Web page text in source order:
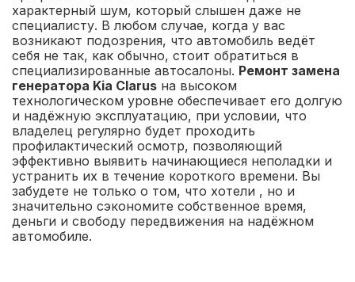
характерный шум, который слышен даже не
специалисту. В любом случае, когда у вас
возникают подозрения, что автомобиль ведёт
себя не так, как обычно, стоит обратиться в
специализированные автосалоны. Ремонт замена
генератора Kia Clarus на высоком
технологическом уровне обеспечивает его долгую
и надёжную эксплуатацию, при условии, что
владелец регулярно будет проходить
профилактический осмотр, позволяющий
эффективно выявить начинающиеся неполадки и
устранить их в течение короткого времени. Вы
забудете не только о том, что хотели , но и
значительно сэкономите собственное время,
деньги и свободу передвижения на надёжном
автомобиле.